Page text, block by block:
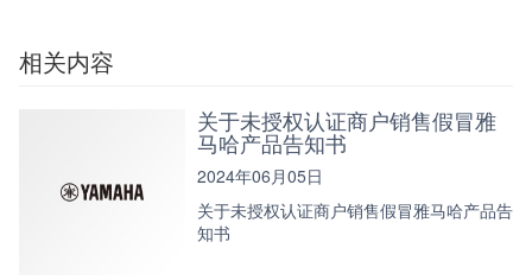
相关内容
关于未授权认证商户销售假冒雅
马哈产品告知书
2024年06月05日
关于未授权认证商户销售假冒雅马哈产品告
知书